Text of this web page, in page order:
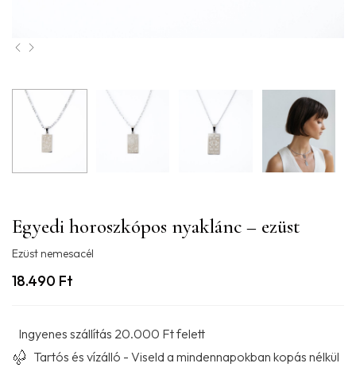
Egyedi horoszkópos nyaklánc – ezüst
Ezüst nemesacél
18.490 Ft
Ingyenes szállítás 20.000 Ft felett
Tartós és vízálló - Viseld a mindennapokban kopás nélkül